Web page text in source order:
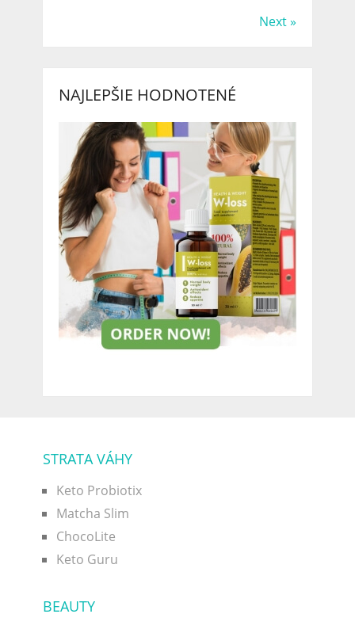
Next »
NAJLEPŠIE HODNOTENÉ
STRATA VÁHY
Keto Probiotix
Matcha Slim
ChocoLite
Keto Guru
BEAUTY